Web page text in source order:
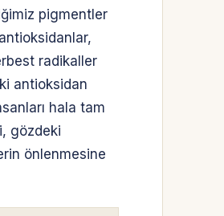
pigmentler
radikaller
antioksidan
hala tam
gözdeki
önlenmesine